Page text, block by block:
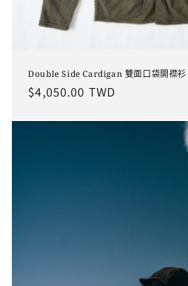
Double Side Cardigan 雙面口袋開襟衫
定
$4,050.00 TWD